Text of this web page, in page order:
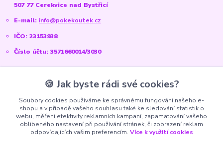
507 77 Cerekvice nad Bystřicí
E-mail: info@pokekoutek.cz
IČO: 23153938
Číslo účtu: 3571660014/3030
Sociální sítě
Instagram:@pokekoutek.cz
Facebook:@PokeKoutek.cz
🍪 Jak byste rádi své cookies?
Soubory cookies používáme ke správnému fungování našeho e-
shopu a v případě vašeho souhlasu také ke sledování statistik o
webu, měření efektivity reklamních kampaní, zapamatování vašeho
oblíbeného nastavení při používání stránek, či zobrazení reklam
odpovídajících vašim preferencím. Více k využití cookies